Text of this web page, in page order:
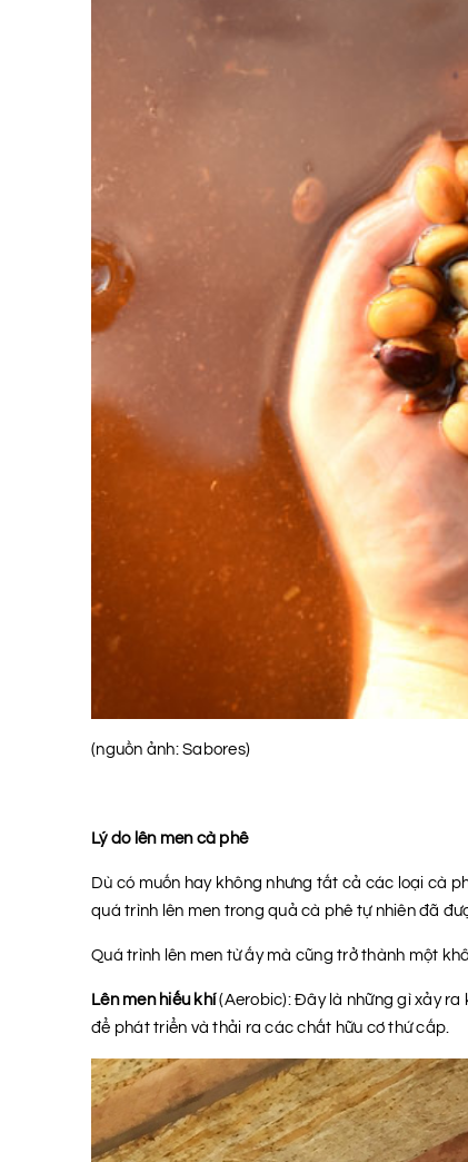
(nguồn ảnh: Sabores)
Lý do lên men cà phê
Dù có muốn hay không nhưng tất cả các loại cà
quá trình lên men trong quả cà phê tự nhiên đã
Quá trình lên men từ ấy mà cũng trở thành một
Lên men hiếu khí (Aerobic): Đây là những gì xảy ra
để phát triển và thải ra các chất hữu cơ thứ cấp.